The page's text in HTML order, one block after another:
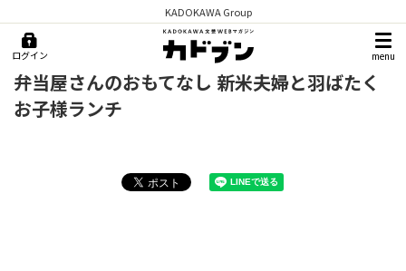
KADOKAWA Group
ログイン menu
弁当屋さんのおもてなし 新米夫婦と羽ばたく
お子様ランチ